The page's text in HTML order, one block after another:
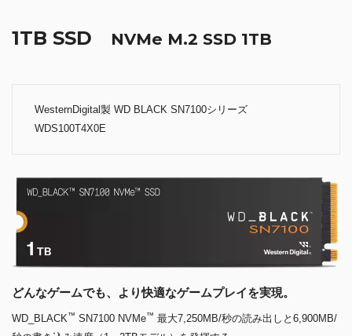
1TB SSD NVMe M.2 SSD 1TB
WesternDigital製 WD BLACK SN7100シリーズ
WDS100T4X0E
どんなゲームでも、より快適なゲームプレイを実現。
WD_BLACK™ SN7100 NVMe™ 最大7,250MB/秒の読み出しと6,900MB/